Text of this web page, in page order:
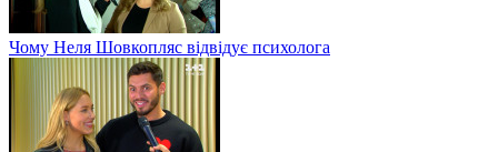
Чому Неля Шовкопляс відвідує психолога